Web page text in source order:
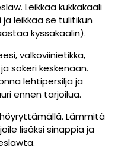
Leikkaa kukkakaali
ja leikkaa se tulitikun
kyssäkaalin).
valkoviinietikka,
sokeri keskenään.
lehtipersilja ja
ennen tarjoilua.
Lämmitä
lisäksi sinappia ja